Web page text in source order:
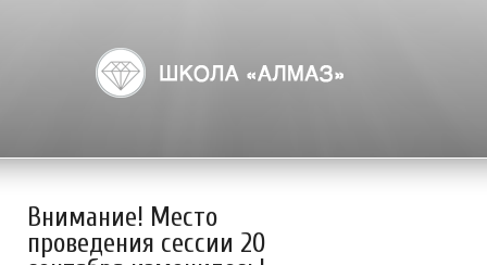
Внимание! Место
проведения сессии 20